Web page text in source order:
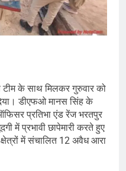
टीम के साथ मिलकर गुरुवार को
डीएफओ मानस सिंह के
प्रतिभा एंड रेंज भरतपुर
में प्रभावी छापेमारी करते हुए
में संचालित 12 अवैध आरा